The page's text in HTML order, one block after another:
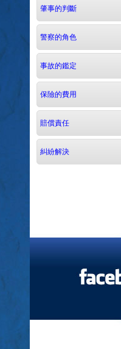
肇事的判斷
警察的角色
事故的鑑定
保險的費用
賠償責任
糾紛解決